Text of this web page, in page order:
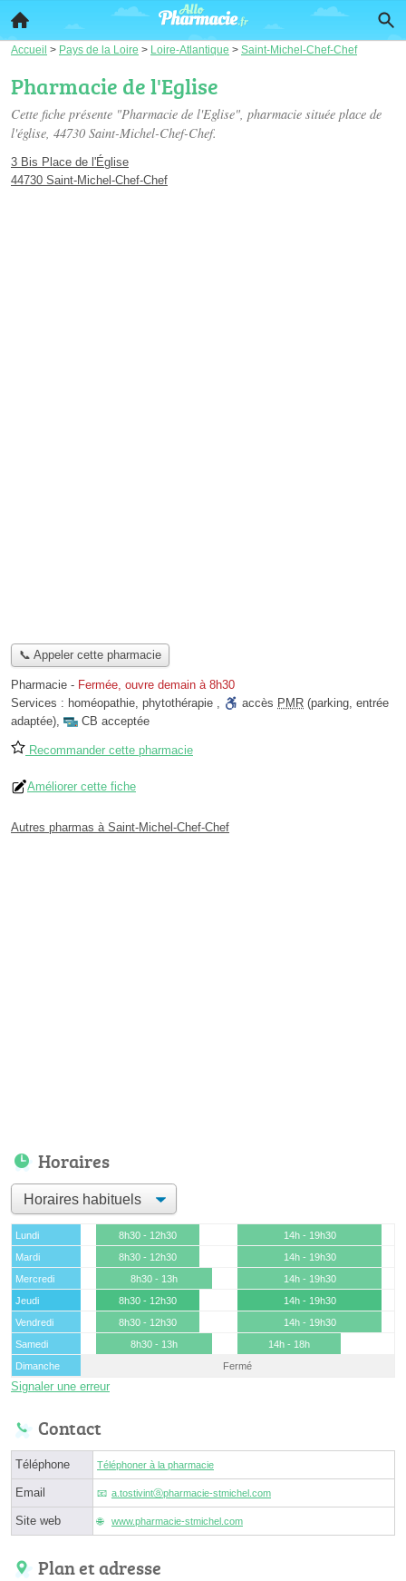
Accueil > Pays de la Loire > Loire-Atlantique > Saint-Michel-Chef-Chef
Pharmacie de l'Eglise
Cette fiche présente "Pharmacie de l'Eglise", pharmacie située place de
l'église, 44730 Saint-Michel-Chef-Chef.
3 Bis Place de l'Église
44730 Saint-Michel-Chef-Chef
📞 Appeler cette pharmacie
Pharmacie - Fermée, ouvre demain à 8h30
Services : homéopathie, phytothérapie , accès PMR (parking, entrée
adaptée), CB acceptée
Recommander cette pharmacie
Améliorer cette fiche
Autres pharmas à Saint-Michel-Chef-Chef
Horaires
Lundi 8h30 - 12h30
14h - 19h30
Mardi
8h30 - 12h30
14h - 19h30
Mercredi
8h30 - 13h
14h - 19h30
Jeudi
8h30 - 12h30
14h - 19h30
Vendredi
8h30 - 12h30
14h - 19h30
Samedi
8h30 - 13h
14h - 18h
Dimanche
Fermé
Signaler une erreur
Contact
Téléphone Téléphoner à la pharmacie
Email a.tostivintⓐpharmacie-stmichel.com
Site web www.pharmacie-stmichel.com
Plan et adresse